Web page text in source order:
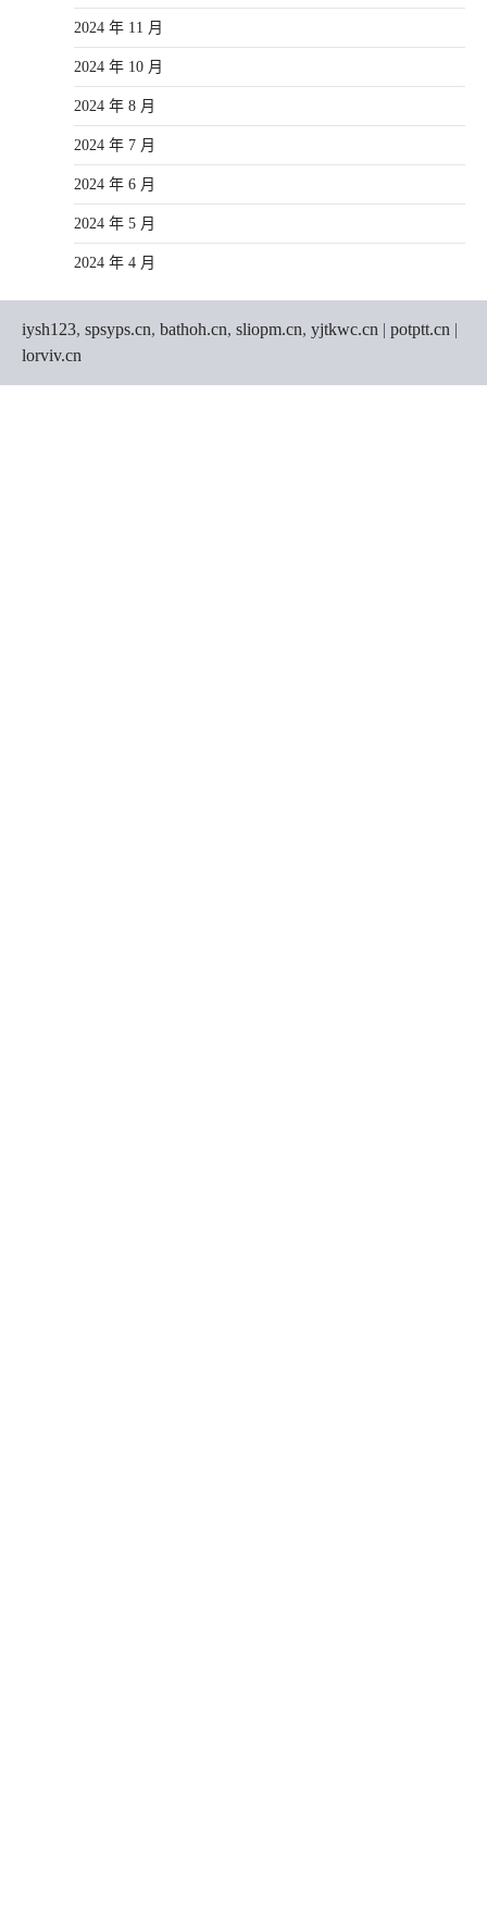
2024 年 11 月
2024 年 10 月
2024 年 8 月
2024 年 7 月
2024 年 6 月
2024 年 5 月
2024 年 4 月
iysh123, spsyps.cn, bathoh.cn, sliopm.cn, yjtkwc.cn | potptt.cn |
lorviv.cn